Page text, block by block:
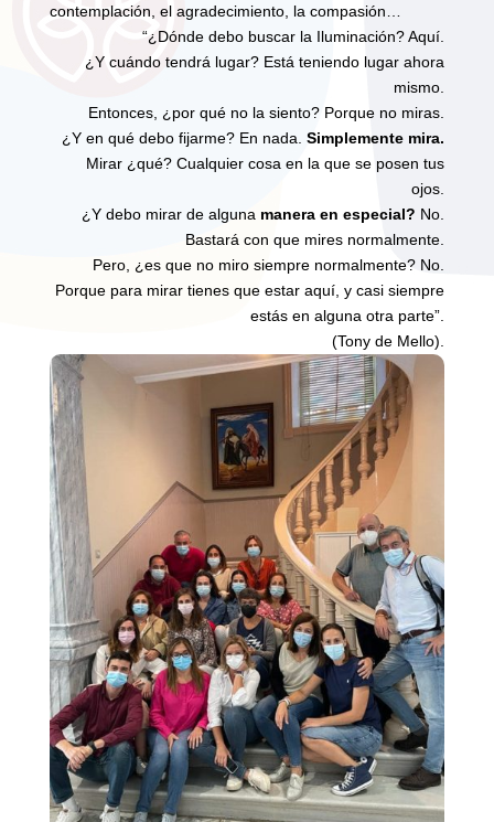
contemplación, el agradecimiento, la compasión…
“¿Dónde debo buscar la Iluminación? Aquí.
¿Y cuándo tendrá lugar? Está teniendo lugar ahora
mismo.
Entonces, ¿por qué no la siento? Porque no miras.
¿Y en qué debo fijarme? En nada.Simplemente mira.
Mirar ¿qué? Cualquier cosa en la que se posen tus
ojos.
¿Y debo mirar de alguna manera en especial? No.
Bastará con que mires normalmente.
Pero, ¿es que no miro siempre normalmente? No.
Porque para mirar tienes que estar aquí, y casi siempre
estás en alguna otra parte”.
(Tony de Mello).